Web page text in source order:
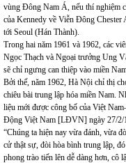
vùng Đông Nam Á, nếu thí nghiệm
của Kennedy về Viễn Đông
tới Seoul (Hán Thành).
Trong hai năm 1961 và 1962, các
Ngọc Thạch và Ngoại trưởng Ung
sẽ chỉ ngưng can thiệp vào miền
Bởi thế, năm 1962, Hà Nội chỉ thị
chiêu bài trung lập hóa miền Nam.
liệu mới được công bố của Việt
Động Việt Nam [LĐVN] ngày 27/2/
“Chúng ta hiện nay vừa đánh, vừa
cử thật sự, đòi hòa bình trung lập,
phong trào tiến lên dễ dàng hơn, cô